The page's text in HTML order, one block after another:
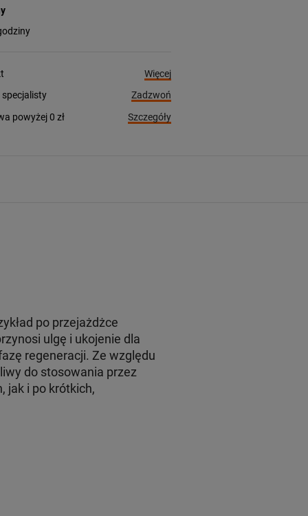
Więcej
Zadzwoń
powyżej 0 zł
Szczegóły
po przejażdżce
ulgę i ukojenie dla
regeneracji. Ze względu
do stosowania przez
jak i po krótkich,